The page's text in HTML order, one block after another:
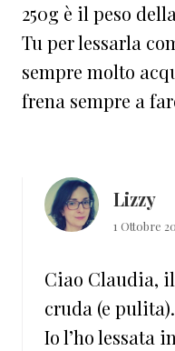
250g è il peso
Tu per lessarla
sempre molto
frena sempre a
Lizzy
1 Ottobre
Ciao Claudia,
cruda (e pulita).
Io l’ho lessata